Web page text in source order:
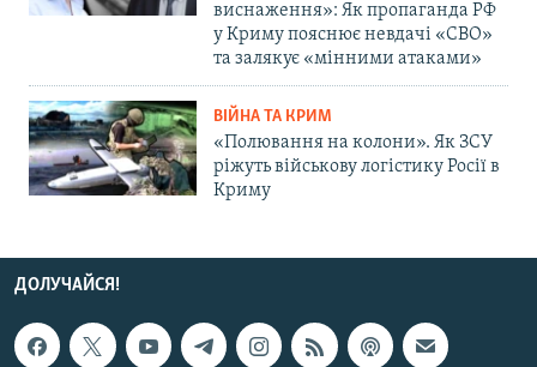
виснаження»: Як пропаганда РФ
у Криму пояснює невдачі «СВО»
та залякує «мінними атаками»
ВІЙНА ТА КРИМ
«Полювання на колони». Як ЗСУ
ріжуть військову логістику Росії в
Криму
ДОЛУЧАЙСЯ!